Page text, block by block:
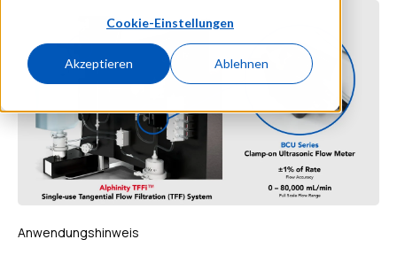
Cookie-Einstellungen
Akzeptieren Ablehnen
Anwendungshinweis